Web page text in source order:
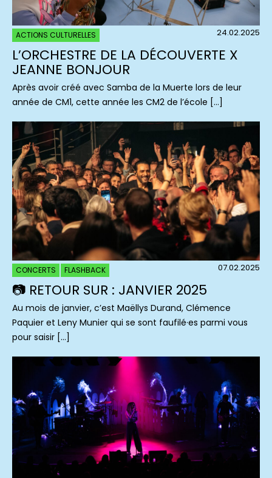
ACTIONS CULTURELLES 24.02.2025
L’ORCHESTRE DE LA DÉCOUVERTE X
JEANNE BONJOUR
Après avoir créé avec Samba de la Muerte lors de leur
année de CM1, cette année les CM2 de l’école […]
CONCERTS FLASHBACK 07.02.2025
📷 RETOUR SUR : JANVIER 2025
Au mois de janvier, c’est Maëllys Durand, Clémence
Paquier et Leny Munier qui se sont faufilé·es parmi vous
pour saisir […]